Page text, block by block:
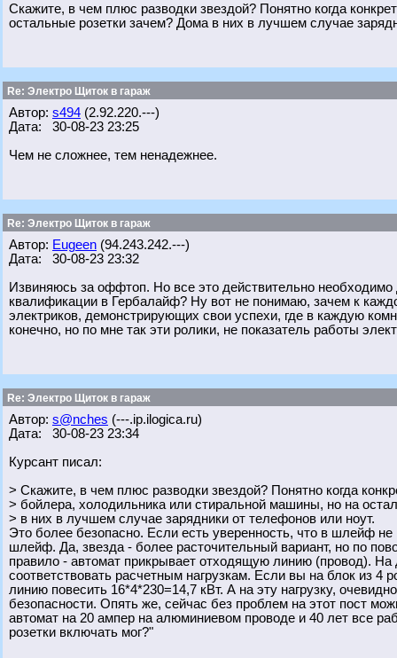
Скажите, в чем плюс разводки звездой? Понятно когда
остальные розетки зачем? Дома в них в лучшем случае
Re: Электро Щиток в гараж
Автор: s494 (2.92.220.---)
Дата: 30-08-23 23:25
Чем не сложнее, тем ненадежнее.
Re: Электро Щиток в гараж
Автор: Eugeen (94.243.242.---)
Дата: 30-08-23 23:32
Извиняюсь за оффтоп. Но все это действительно
квалификации в Гербалайф? Ну вот не понимаю, зачем к
электриков, демонстрирующих свои успехи, где в каждую
конечно, но по мне так эти ролики, не показатель работы
Re: Электро Щиток в гараж
Автор: s@nches (---.ip.ilogica.ru)
Дата: 30-08-23 23:34
Курсант писал:
> Скажите, в чем плюс разводки звездой? Понятно когда
> бойлера, холодильника или стиральной машины, но на
> в них в лучшем случае зарядники от телефонов или ноут.
Это более безопасно. Если есть уверенность, что в шлейф
шлейф. Да, звезда - более расточительный вариант, но по
правило - автомат прикрывает отходящую линию (провод).
соответствовать расчетным нагрузкам. Если вы на блок из 4
линию повесить 16*4*230=14,7 кВт. А на эту нагрузку,
безопасности. Опять же, сейчас без проблем на этот пост
автомат на 20 ампер на алюминиевом проводе и 40 лет все
розетки включать мог?"